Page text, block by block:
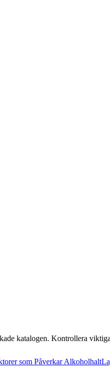
katalogen. Kontrollera
som Påverkar Alkoholhalt